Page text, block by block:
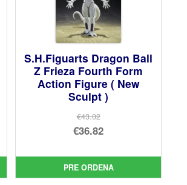
S.H.Figuarts Dragon Ball
Z Frieza Fourth Form
Action Figure ( New
Sculpt )
€43.02
El
original
era:
€36.82
precio
actual
PRE ORDENA